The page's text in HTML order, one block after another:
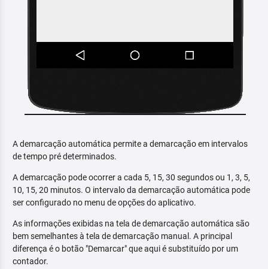
A demarcação automática permite a demarcação em intervalos
de tempo pré determinados.
A demarcação pode ocorrer a cada 5, 15, 30 segundos ou 1, 3, 5,
10, 15, 20 minutos. O intervalo da demarcação automática pode
ser configurado no menu de opções do aplicativo.
As informações exibidas na tela de demarcação automática são
bem semelhantes à tela de demarcação manual. A principal
diferença é o botão "Demarcar" que aqui é substituído por um
contador.